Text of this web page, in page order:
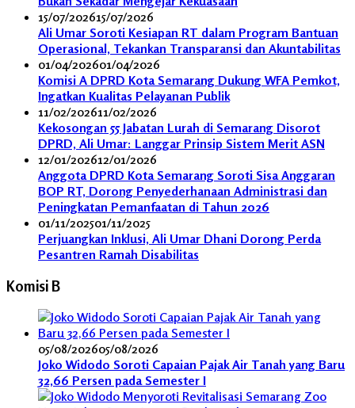
15/07/202615/07/2026
Ali Umar Soroti Kesiapan RT dalam Program Bantuan
Operasional, Tekankan Transparansi dan Akuntabilitas
01/04/202601/04/2026
Komisi A DPRD Kota Semarang Dukung WFA Pemkot,
Ingatkan Kualitas Pelayanan Publik
11/02/202611/02/2026
Kekosongan 55 Jabatan Lurah di Semarang Disorot
DPRD, Ali Umar: Langgar Prinsip Sistem Merit ASN
12/01/202612/01/2026
Anggota DPRD Kota Semarang Soroti Sisa Anggaran
BOP RT, Dorong Penyederhanaan Administrasi dan
Peningkatan Pemanfaatan di Tahun 2026
01/11/202501/11/2025
Perjuangkan Inklusi, Ali Umar Dhani Dorong Perda
Pesantren Ramah Disabilitas
Komisi B
05/08/202605/08/2026
Joko Widodo Soroti Capaian Pajak Air Tanah yang Baru
32,66 Persen pada Semester I